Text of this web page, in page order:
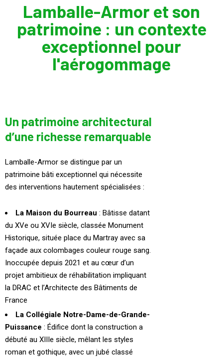
Lamballe-Armor et son
patrimoine : un contexte
exceptionnel pour
l'aérogommage
Un patrimoine architectural
d’une richesse remarquable
Lamballe-Armor se distingue par un
patrimoine bâti exceptionnel qui nécessite
des interventions hautement spécialisées :
La Maison du Bourreau : Bâtisse datant
du XVe ou XVIe siècle, classée Monument
Historique, située place du Martray avec sa
façade aux colombages couleur rouge sang.
Inoccupée depuis 2021 et au cœur d’un
projet ambitieux de réhabilitation impliquant
la DRAC et l’Architecte des Bâtiments de
France
La Collégiale Notre-Dame-de-Grande-
Puissance : Édifice dont la construction a
débuté au XIIIe siècle, mêlant les styles
roman et gothique, avec un jubé classé